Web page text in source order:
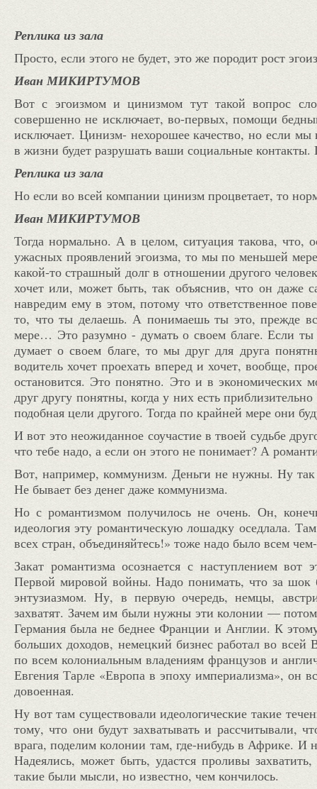
Реплика из зала
Просто, если этого не будет, это же породит рост
Иван МИКИРТУМОВ
Вот с эгоизмом и цинизмом тут такой вопрос
совершенно не исключает, во-первых, помощи
исключает. Цинизм- нехорошее качество, но если
в жизни будет разрушать ваши социальные
Реплика из зала
Но если во всей компании цинизм процветает, то
Иван МИКИРТУМОВ
Тогда нормально. А в целом, ситуация такова, что,
ужасных проявлений эгоизма, то мы по меньшей
какой-то страшный долг в отношении другого
хочет или, может быть, так объяснив, что он даже
навредим ему в этом, потому что ответственное
то, что ты делаешь. А понимаешь ты это, прежде
мере… Это разумно - думать о своем благе. Если
думает о своем благе, то мы друг для друга
водитель хочет проехать вперед и хочет, вообще,
остановится. Это понятно. Это и в экономических
друг другу понятны, когда у них есть
подобная цели другого. Тогда по крайней мере они
И вот это неожиданное соучастие в твоей судьбе
что тебе надо, а если он этого не понимает? А
Вот, например, коммунизм. Деньги не нужны. Ну
Не бывает без денег даже коммунизма.
Но с романтизмом получилось не очень. Он,
идеология эту романтическую лошадку оседлала.
всех стран, объединяйтесь!» тоже надо было всем
Закат романтизма осознается с наступлением вот
Первой мировой войны. Надо понимать, что за
энтузиазмом. Ну, в первую очередь, немцы,
захватят. Зачем им были нужны эти колонии —
Германия была не беднее Франции и Англии. К
больших доходов, немецкий бизнес работал во
по всем колониальным владениям французов и
Евгения Тарле «Европа в эпоху империализма», он
довоенная.
Ну вот там существовали идеологические такие
тому, что они будут захватывать и рассчитывали,
врага, поделим колонии там, где-нибудь в Африке. И
Надеялись, может быть, удастся проливы
такие были мысли, но известно, чем кончилось.